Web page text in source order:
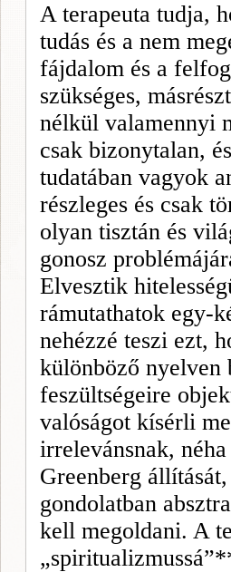
A terapeuta tudja,
tudás és a nem
fájdalom és a
szükséges,
nélkül valamennyi
csak bizonytalan,
tudatában vagyok
részleges és csak
olyan tisztán és
gonosz
Elvesztik
rámutathatok egy-
nehézzé teszi ezt,
különböző nyelven
feszültségeire
valóságot kísérli
irrelevánsnak,
Greenberg
gondolatban
kell megoldani. A